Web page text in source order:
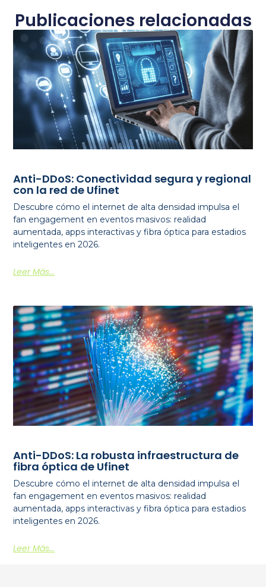
Publicaciones relacionadas
Anti-DDoS: Conectividad segura y regional
con la red de Ufinet
Descubre cómo el internet de alta densidad impulsa el
fan engagement en eventos masivos: realidad
aumentada, apps interactivas y fibra óptica para estadios
inteligentes en 2026.
Leer Más...
Anti-DDoS: La robusta infraestructura de
fibra óptica de Ufinet
Descubre cómo el internet de alta densidad impulsa el
fan engagement en eventos masivos: realidad
aumentada, apps interactivas y fibra óptica para estadios
inteligentes en 2026.
Leer Más...